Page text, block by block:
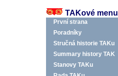
TAKové menu
První strana
Poradníky
Stručná historie TAKu
Summary history TAK
Stanovy TAKu